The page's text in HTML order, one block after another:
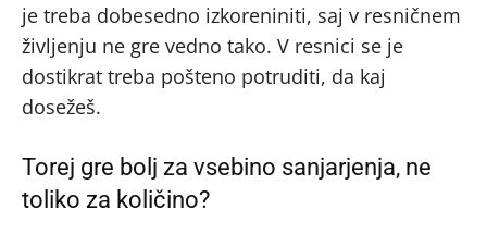
je treba dobesedno izkoreniniti, saj v resničnem
življenju ne gre vedno tako. V resnici se je
dostikrat treba pošteno potruditi, da kaj
dosežeš.
Torej gre bolj za vsebino sanjarjenja, ne
toliko za količino?